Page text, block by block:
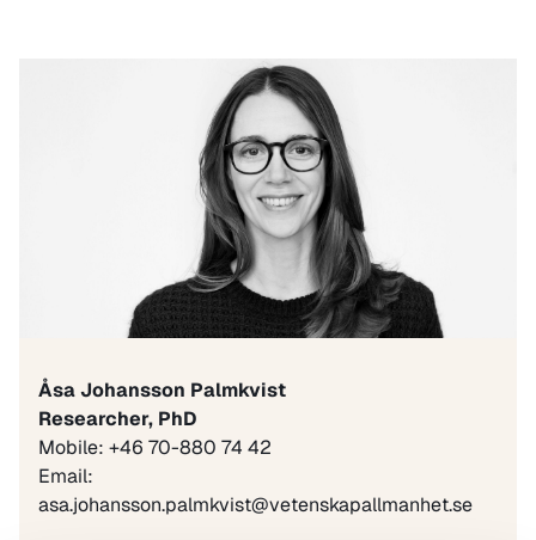
Åsa Johansson Palmkvist
Researcher, PhD
Mobile: +46 70-880 74 42
Email:
asa.johansson.palmkvist@vetenskapallmanhet.se